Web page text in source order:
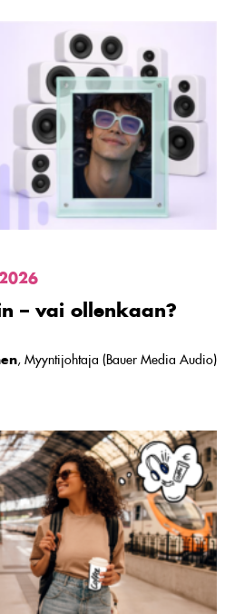
– vai ollenkaan?
, Myyntijohtaja (Bauer Media Audio)